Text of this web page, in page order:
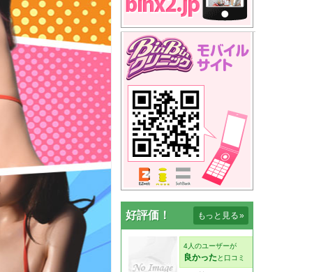
好評価！ もっと見る»